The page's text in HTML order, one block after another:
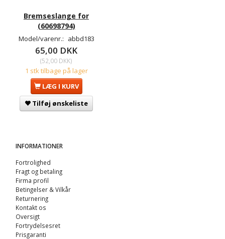
Bremseslange for
(60698794)
Model/varenr.: abbd183
65,00 DKK
(52,00 DKK)
1 stk tilbage på lager
LÆG I KURV
Tilføj ønskeliste
INFORMATIONER
Fortrolighed
Fragt og betaling
Firma profil
Betingelser & Vilkår
Returnering
Kontakt os
Oversigt
Fortrydelsesret
Prisgaranti